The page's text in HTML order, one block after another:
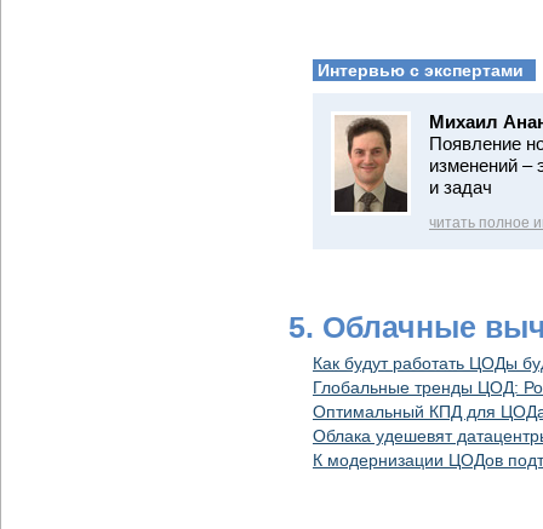
Интервью с экспертами
Михаил
Появление
изменений –
и задач
читать полное
5. Облачные
Как будут работать ЦОДы
Глобальные тренды ЦОД:
Оптимальный КПД для
Облака удешевят
К модернизации ЦОДов